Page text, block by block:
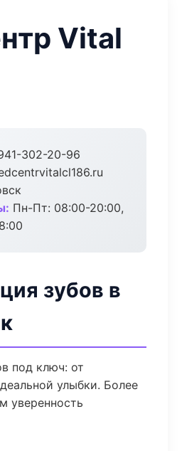
Vital
302-20-96
Пн-Пт: 08:00-20:00,
зубов в
под ключ: от
улыбки. Более
уверенность